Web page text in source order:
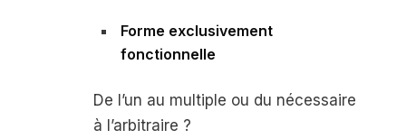
Forme exclusivement
fonctionnelle
De l’un au multiple ou du nécessaire
à l’arbitraire ?